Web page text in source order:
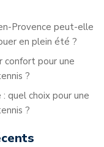
Provence peut-elle
en plein été ?
pour une
?
quel choix pour une
?